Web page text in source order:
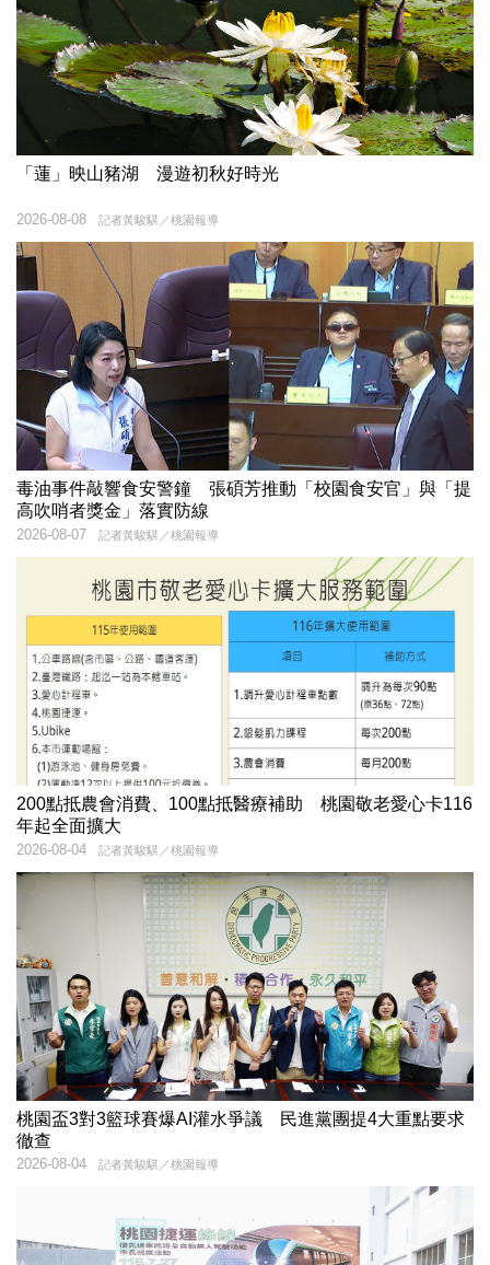
「蓮」映山豬湖 漫遊初秋好時光
記者黃駿騏／桃園報導
2026-08-08
毒油事件敲響食安警鐘 張碩芳推動「校園食安官」與「提
高吹哨者獎金」落實防線
記者黃駿騏／桃園報導
2026-08-07
200點抵農會消費、100點抵醫療補助 桃園敬老愛心卡116
年起全面擴大
記者黃駿騏／桃園報導
2026-08-04
桃園盃3對3籃球賽爆AI灌水爭議 民進黨團提4大重點要求
徹查
記者黃駿騏／桃園報導
2026-08-04